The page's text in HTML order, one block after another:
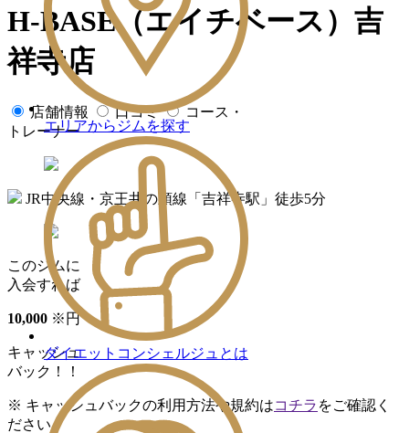
エリアからジムを探す
ダイエットコンシェルジュとは
H-BASE（エイチベース）吉
祥寺店
店舗情報 口コミ
コース・
トレーナー
JR中央線・京王井の頭線「吉祥寺駅」徒歩5分
このジムに
入会すれば
10,000 ※ 円
キャッシュ
バック！！
※ キャッシュバックの利用方法や規約はコチラ をご確認く
ださい